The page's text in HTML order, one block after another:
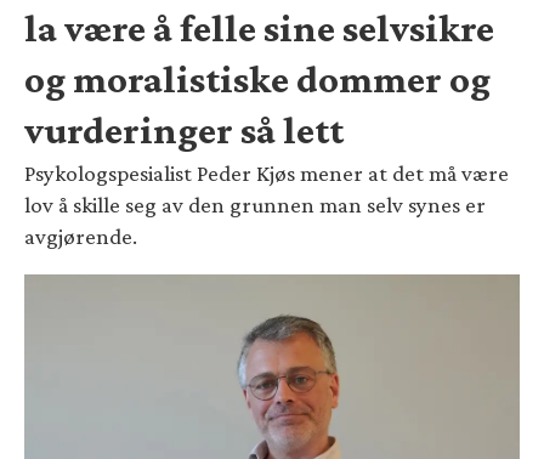
la være å felle sine selvsikre
og moralistiske dommer og
vurderinger så lett
Psykologspesialist Peder Kjøs mener at det må være
lov å skille seg av den grunnen man selv synes er
avgjørende.